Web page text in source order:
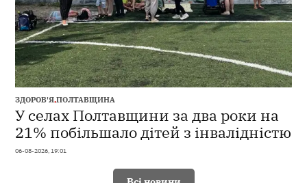
ЗДОРОВ'Я,ПОЛТАВЩИНА
У селах Полтавщини за два роки на
21% побільшало дітей з інвалідністю
06-08-2026, 19:01